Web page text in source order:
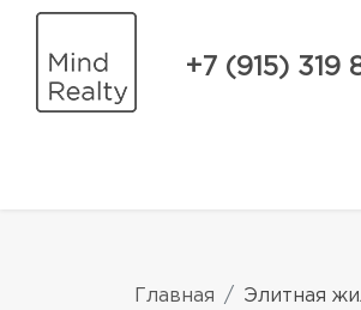
+7 (915) 319
Главная Элитная